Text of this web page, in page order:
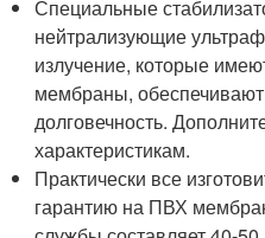
Специальные
нейтрализующие
излучение, которые
мембраны,
долговечность.
характеристикам.
Практически все
гарантию на ПВХ